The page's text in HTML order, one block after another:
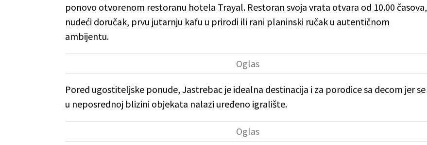
ponovo otvorenom restoranu hotela Trayal. Restoran svoja vrata otvara od 10.00 časova,
nudeći doručak, prvu jutarnju kafu u prirodi ili rani planinski ručak u autentičnom
ambijentu.
Pored ugostiteljske ponude, Jastrebac je idealna destinacija i za porodice sa decom jer se
u neposrednoj blizini objekata nalazi uređeno igralište.